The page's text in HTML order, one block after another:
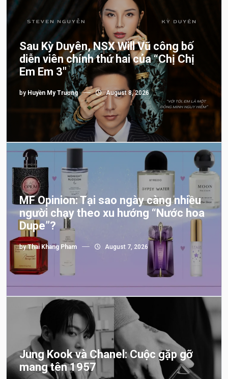
Sau Kỳ Duyên, NSX Will Vũ công bố
diễn viên chính thứ hai của “Chị Chị
Em Em 3″
by Huyền My Trương August 8, 2026
MF Opinion: Tại sao ngày càng nhiều
người chạy theo xu hướng “Nước hoa
Dupe”?
byThai Khang Pham August 7, 2026
Jung Kook và Chanel: Cuộc gặp gỡ
mang tên 1957